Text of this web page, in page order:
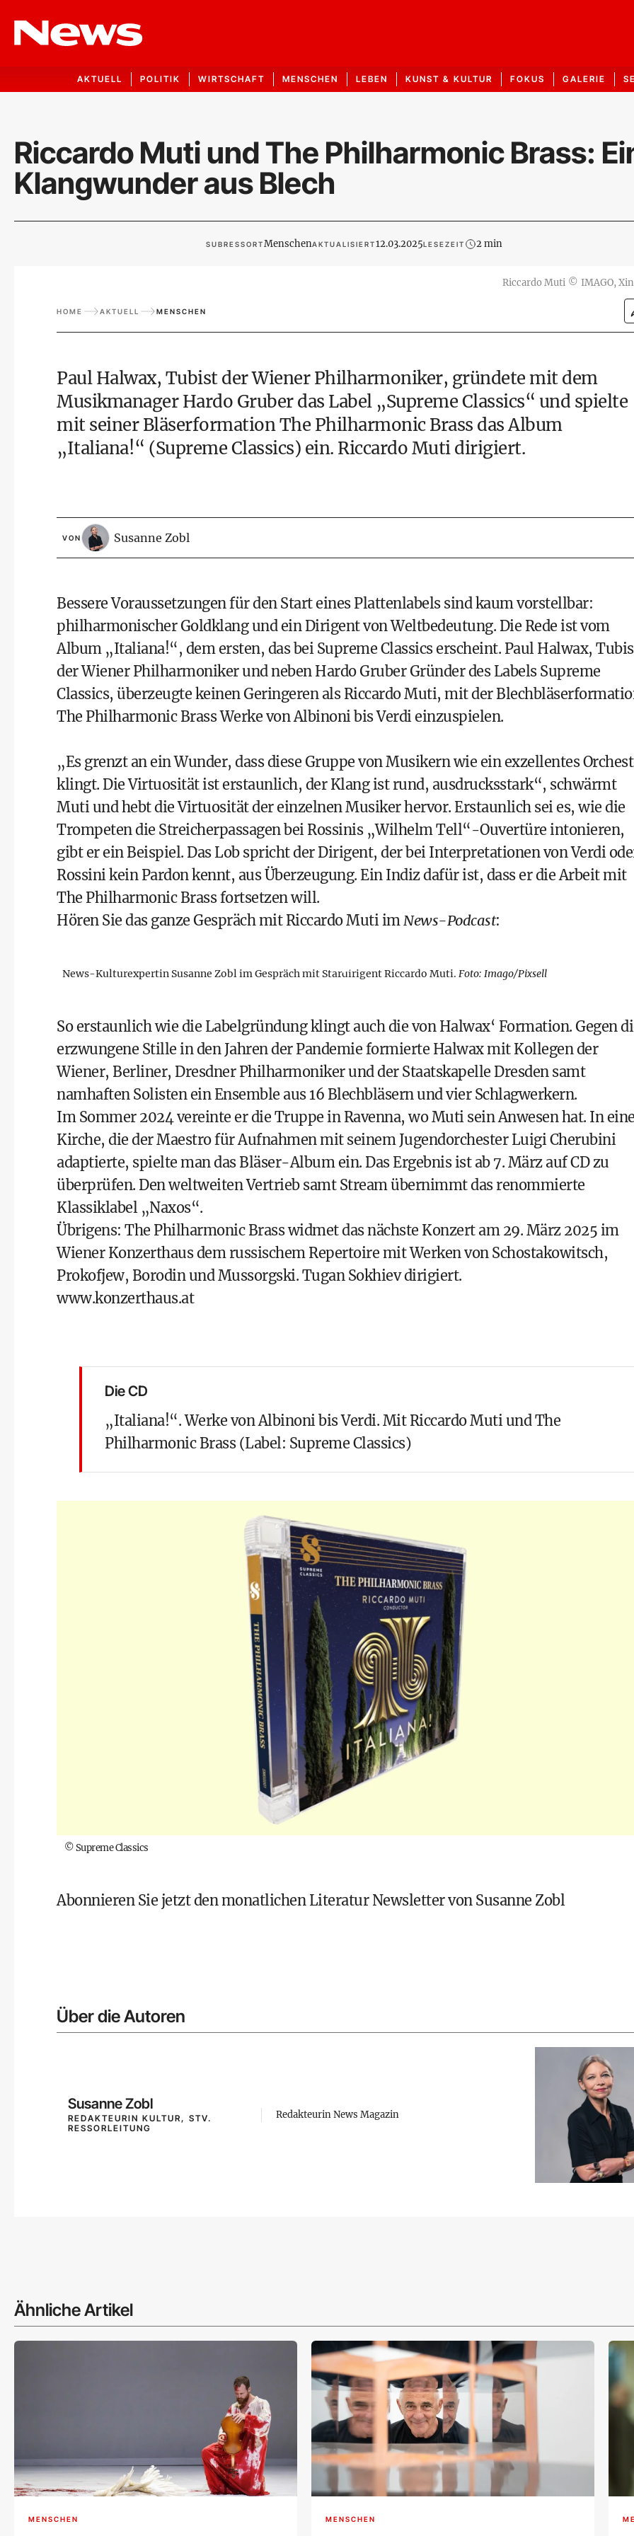
AKTUELL POLITIK WIRTSCHAFT MENSCHEN LEBEN KUNST & KULTUR FOKUS GALERIE
Riccardo Muti und The Philharmonic Brass:
Klangwunder aus Blech
SUBRESSORTMenschenAKTUALISIERT12.03.2025LESEZEIT 2 min
Riccardo Muti © IMAGO,
HOME AKTUELL MENSCHEN
Paul Halwax, Tubist der Wiener Philharmoniker, gründete mit dem
Musikmanager Hardo Gruber das Label „Supreme Classics“ und spielte
mit seiner Bläserformation The Philharmonic Brass das Album
„Italiana!“ (Supreme Classics) ein. Riccardo Muti dirigiert.
VON Susanne Zobl
Bessere Voraussetzungen für den Start eines Plattenlabels sind kaum vorstellbar:
philharmonischer Goldklang und ein Dirigent von Weltbedeutung. Die Rede ist vom
Album „Italiana!“, dem ersten, das bei Supreme Classics erscheint. Paul Halwax,
der Wiener Philharmoniker und neben Hardo Gruber Gründer des Labels Supreme
Classics, überzeugte keinen Geringeren als Riccardo Muti, mit der
The Philharmonic Brass Werke von Albinoni bis Verdi einzuspielen.
„Es grenzt an ein Wunder, dass diese Gruppe von Musikern wie ein exzellentes
klingt. Die Virtuosität ist erstaunlich, der Klang ist rund, ausdrucksstark“, schwärmt
Muti und hebt die Virtuosität der einzelnen Musiker hervor. Erstaunlich sei es, wie die
Trompeten die Streicherpassagen bei Rossinis „Wilhelm Tell“-Ouvertüre intonieren,
gibt er ein Beispiel. Das Lob spricht der Dirigent, der bei Interpretationen von Verdi
Rossini kein Pardon kennt, aus Überzeugung. Ein Indiz dafür ist, dass er die Arbeit mit
The Philharmonic Brass fortsetzen will.
Hören Sie das ganze Gespräch mit Riccardo Muti imNews-Podcast:
News-Kulturexpertin Susanne Zobl im Gespräch mit Stardirigent Riccardo Muti. Foto: Imago/Pixsell
So erstaunlich wie die Labelgründung klingt auch die von Halwax‘ Formation. Gegen
erzwungene Stille in den Jahren der Pandemie formierte Halwax mit Kollegen der
Wiener, Berliner, Dresdner Philharmoniker und der Staatskapelle Dresden samt
namhaften Solisten ein Ensemble aus 16 Blechbläsern und vier Schlagwerkern.
Im Sommer 2024 vereinte er die Truppe in Ravenna, wo Muti sein Anwesen hat. In
Kirche, die der Maestro für Aufnahmen mit seinem Jugendorchester Luigi Cherubini
adaptierte, spielte man das Bläser-Album ein. Das Ergebnis ist ab 7. März auf CD zu
überprüfen. Den weltweiten Vertrieb samt Stream übernimmt das renommierte
Klassiklabel „Naxos“.
Übrigens: The Philharmonic Brass widmet das nächste Konzert am 29. März 2025 im
Wiener Konzerthausdem russischem Repertoire mit Werken von Schostakowitsch,
Prokofjew, Borodin und Mussorgski. Tugan Sokhiev dirigiert.
www.konzerthaus.at
Die CD
„Italiana!“. Werke von Albinoni bis Verdi. Mit Riccardo Muti und The
Philharmonic Brass (Label: Supreme Classics)
©Supreme Classics
Abonnieren Sie jetzt den monatlichen Literatur Newslettervon Susanne Zobl
Über die Autoren
Susanne Zobl
REDAKTEURIN KULTUR, STV.
RESSORLEITUNG
Redakteurin News Magazin
Ähnliche Artikel
MENSCHEN MENSCHEN